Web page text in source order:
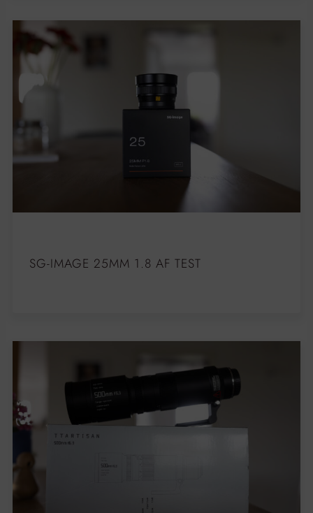
SG-IMAGE 25MM 1.8 AF TEST